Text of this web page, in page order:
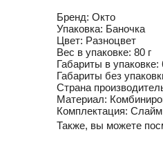
Бренд: Окто
Упаковка: Баночка
Цвет: Разноцвет
Вес в упаковке: 80 г
Габариты в упаковке:
Габариты без
Cтрана
Материал:
Комплектация: Слайм
Также, вы можете